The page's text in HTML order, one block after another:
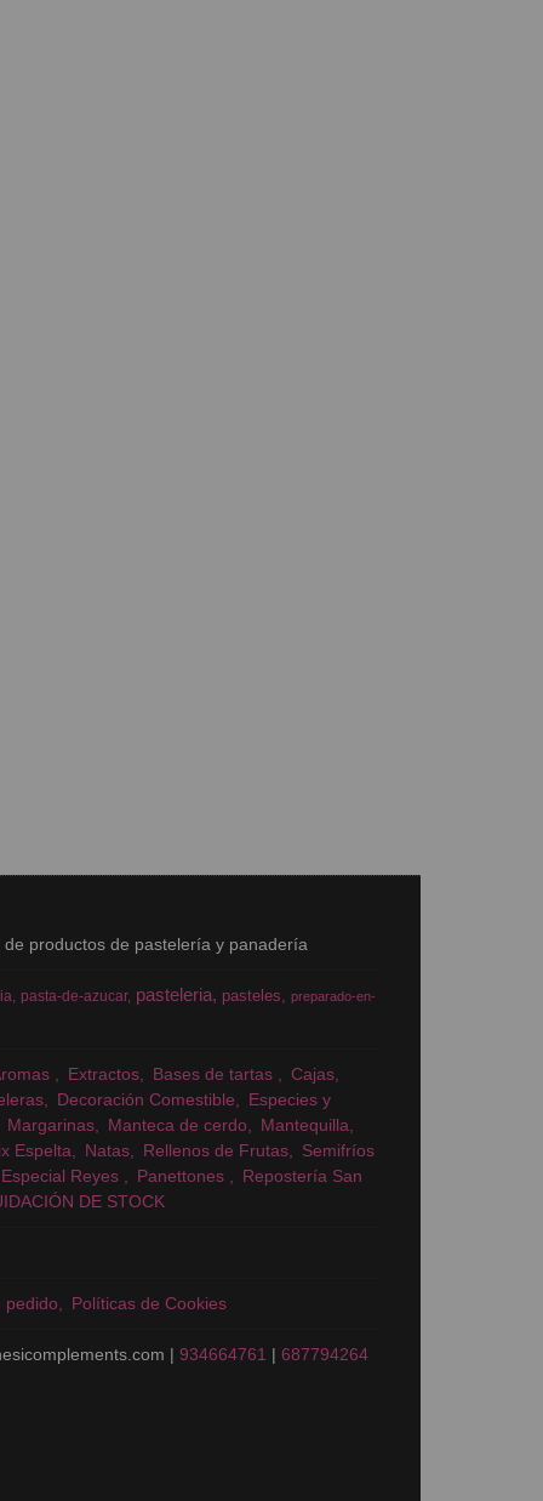
productos de pastelería y panadería
pasta-de-azucar pasteleria pasteles
preparado-en-
Extractos Bases de tartas
Cajas
Decoración Comestible
Especies y
Margarinas Manteca de cerdo
Mantequilla
Espelta Natas Rellenos de Frutas
Semifríos
Especial Reyes Panettones
Repostería San
DE STOCK
pedido Políticas de Cookies
| 934664761 | 687794264